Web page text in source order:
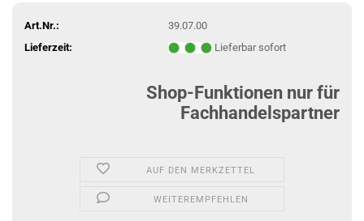
Art.Nr.:
39.07.00
Lieferzeit:
Lieferbar sofort
Shop-Funktionen nur für
Fachhandelspartner
AUF DEN MERKZETTEL
WEITEREMPFEHLEN